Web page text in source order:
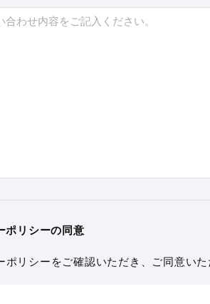
ポリシーの同意
ポリシーをご確認いただき、ご同意い